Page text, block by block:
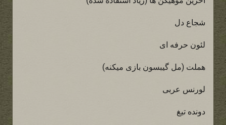
شجاع دل
لئون حرفه ای
هملت (مل گیبسون بازی میکنه)
لورنس عربی
دونده تیغ